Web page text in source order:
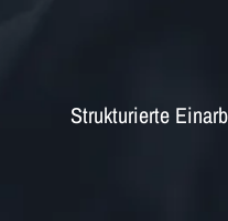
Strukturierte